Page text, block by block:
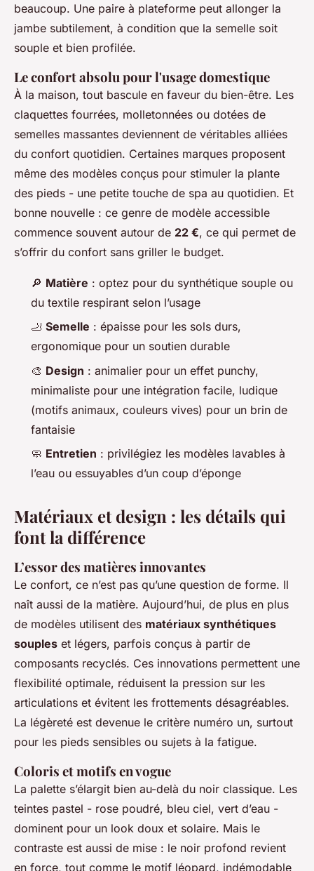
beaucoup. Une paire à plateforme peut allonger la
jambe subtilement, à condition que la semelle soit
souple et bien profilée.
Le confort absolu pour l'usage domestique
À la maison, tout bascule en faveur du bien-être. Les
claquettes fourrées, molletonnées ou dotées de
semelles massantes deviennent de véritables alliées
du confort quotidien. Certaines marques proposent
même des modèles conçus pour stimuler la plante
des pieds - une petite touche de spa au quotidien. Et
bonne nouvelle : ce genre de modèle accessible
commence souvent autour de 22 €, ce qui permet de
s’offrir du confort sans griller le budget.
🔎 Matière : optez pour du synthétique souple ou
du textile respirant selon l’usage
🦶 Semelle : épaisse pour les sols durs,
ergonomique pour un soutien durable
🎨 Design : animalier pour un effet punchy,
minimaliste pour une intégration facile, ludique
(motifs animaux, couleurs vives) pour un brin de
fantaisie
🧼 Entretien : privilégiez les modèles lavables à
l’eau ou essuyables d’un coup d’éponge
Matériaux et design : les détails qui
font la différence
L’essor des matières innovantes
Le confort, ce n’est pas qu’une question de forme. Il
naît aussi de la matière. Aujourd’hui, de plus en plus
de modèles utilisent des matériaux synthétiques
souples et légers, parfois conçus à partir de
composants recyclés. Ces innovations permettent une
flexibilité optimale, réduisent la pression sur les
articulations et évitent les frottements désagréables.
La légèreté est devenue le critère numéro un, surtout
pour les pieds sensibles ou sujets à la fatigue.
Coloris et motifs en vogue
La palette s’élargit bien au-delà du noir classique. Les
teintes pastel - rose poudré, bleu ciel, vert d’eau -
dominent pour un look doux et solaire. Mais le
contraste est aussi de mise : le noir profond revient
en force, tout comme le motif léopard, indémodable